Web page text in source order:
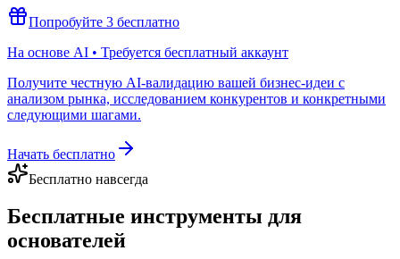
Попробуйте 3 бесплатно
На основе AI • Требуется бесплатный аккаунт
Получите честную AI-валидацию вашей бизнес-идеи с
анализом рынка, исследованием конкурентов и конкретными
следующими шагами.
Начать бесплатно
Бесплатно навсегда
Бесплатные инструменты для
основателей